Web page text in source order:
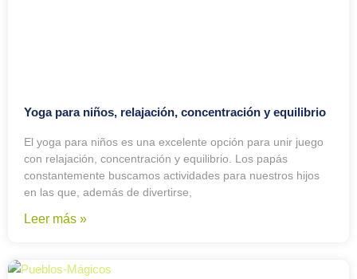
Yoga para niños, relajación, concentración y equilibrio
El yoga para niños es una excelente opción para unir juego
con relajación, concentración y equilibrio. Los papás
constantemente buscamos actividades para nuestros hijos
en las que, además de divertirse,
Leer más »